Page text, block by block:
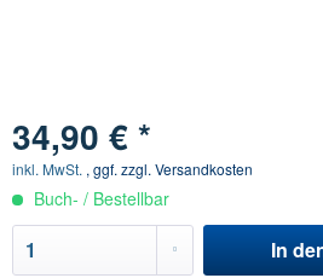
34,90 € *
inkl. MwSt. , ggf. zzgl. Versandkosten
Buch- / Bestellbar
In